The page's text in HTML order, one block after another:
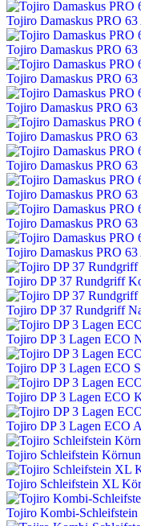
Tojiro Damaskus PRO
Tojiro Damaskus PRO
Tojiro Damaskus PRO
Tojiro Damaskus PRO
Tojiro Damaskus PRO
Tojiro Damaskus PRO
Tojiro Damaskus PRO
Tojiro Damaskus PRO
Tojiro Damaskus PRO
Tojiro DP 37 Rundgriff
Tojiro DP 37 Rundgriff
Tojiro DP 3 Lagen ECO
Tojiro DP 3 Lagen ECO
Tojiro DP 3 Lagen ECO
Tojiro DP 3 Lagen ECO
Tojiro Schleifstein
Tojiro Schleifstein XL
Tojiro Kombi-